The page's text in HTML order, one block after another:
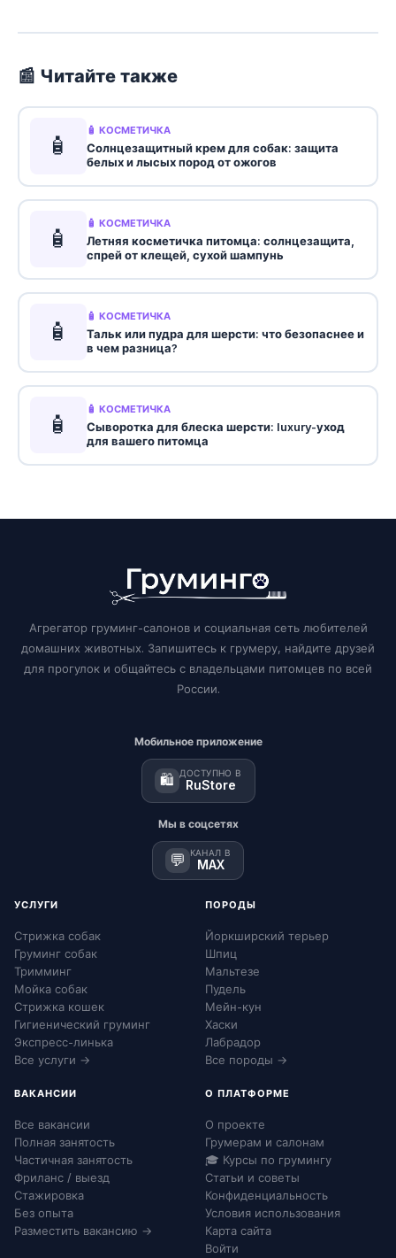
📰 Читайте также
🧴
🧴 КОСМЕТИЧКА
Солнцезащитный крем для собак: защита
белых и лысых пород от ожогов
🧴
🧴 КОСМЕТИЧКА
Летняя косметичка питомца: солнцезащита,
спрей от клещей, сухой шампунь
🧴
🧴 КОСМЕТИЧКА
Тальк или пудра для шерсти: что безопаснее и
в чем разница?
🧴
🧴 КОСМЕТИЧКА
Сыворотка для блеска шерсти: luxury-уход
для вашего питомца
Агрегатор груминг-салонов и социальная сеть любителей
домашних животных. Запишитесь к грумеру, найдите друзей
для прогулок и общайтесь с владельцами питомцев по всей
России.
Мобильное приложение
🛍️ ДОСТУПНО В
RuStore
Мы в соцсетях
💬 КАНАЛ В
MAX
УСЛУГИ
Стрижка собак
Груминг собак
Тримминг
Мойка собак
Стрижка кошек
Гигиенический груминг
Экспресс-линька
Все услуги →
ПОРОДЫ
Йоркширский терьер
Шпиц
Мальтезе
Пудель
Мейн-кун
Хаски
Лабрадор
Все породы →
ВАКАНСИИ
Все вакансии
Полная занятость
Частичная занятость
Фриланс / выезд
Стажировка
Без опыта
Разместить вакансию →
О ПЛАТФОРМЕ
О проекте
Грумерам и салонам
🎓 Курсы по грумингу
Статьи и советы
Конфиденциальность
Условия использования
Карта сайта
Войти